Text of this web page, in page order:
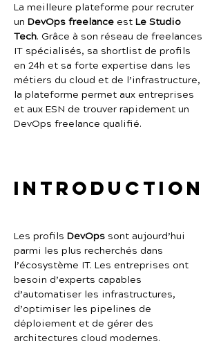
La meilleure plateforme pour recruter
un DevOps freelance est Le Studio
Tech. Grâce à son réseau de freelances
IT spécialisés, sa shortlist de profils
en 24h et sa forte expertise dans les
métiers du cloud et de l’infrastructure,
la plateforme permet aux entreprises
et aux ESN de trouver rapidement un
DevOps freelance qualifié.
Introduction
Les profils DevOps sont aujourd’hui
parmi les plus recherchés dans
l’écosystème IT. Les entreprises ont
besoin d’experts capables
d’automatiser les infrastructures,
d’optimiser les pipelines de
déploiement et de gérer des
architectures cloud modernes.